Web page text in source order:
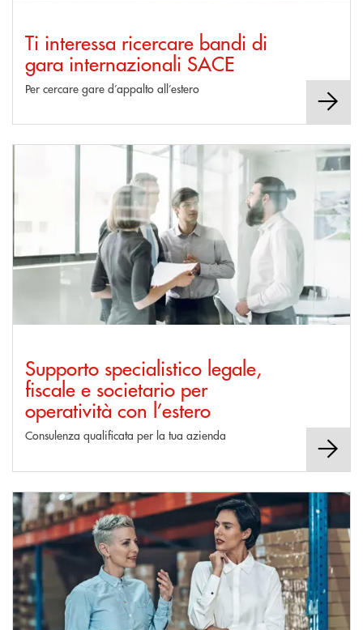
Ti interessa ricercare bandi di
gara internazionali SACE
Per cercare gare d’appalto all’estero
Scopri di più Supporto specialistico legale, fiscale e societario per
Supporto specialistico legale,
fiscale e societario per
operatività con l’estero
Consulenza qualificata per la tua azienda
Scopri di più Assistenza da parte di Export Manager